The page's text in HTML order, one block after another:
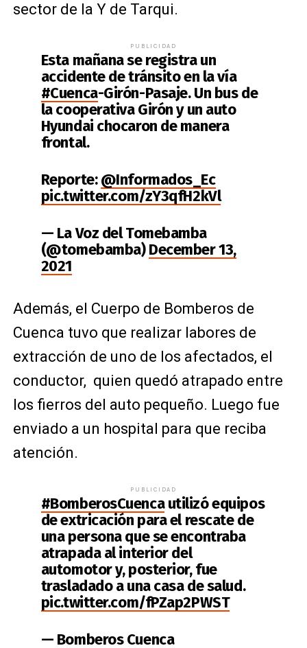
sector de la Y de Tarqui.
PUBLICIDAD
Esta mañana se registra un
accidente de tránsito en la vía
#Cuenca-Girón-Pasaje. Un bus de
la cooperativa Girón y un auto
Hyundai chocaron de manera
frontal.
Reporte:@Informados_Ec
pic.twitter.com/zY3qfH2kVl
— La Voz del Tomebamba
(@tomebamba)December 13,
2021
Además, el Cuerpo de Bomberos de
Cuenca tuvo que realizar labores de
extracción de uno de los afectados, el
conductor, quien quedó atrapado entre
los fierros del auto pequeño. Luego fue
enviado a un hospital para que reciba
atención.
PUBLICIDAD
#BomberosCuencautilizó equipos
de extricación para el rescate de
una persona que se encontraba
atrapada al interior del
automotor y, posterior, fue
trasladado a una casa de salud.
pic.twitter.com/fPZap2PWST
— Bomberos Cuenca